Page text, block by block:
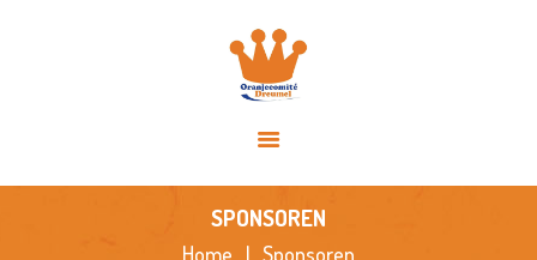
SPONSOREN
Home Sponsoren
SPONSORS